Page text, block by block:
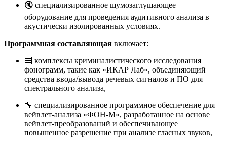
🔇 специализированное шумозаглушающее
оборудование для проведения аудитивного анализа в
акустически изолированных условиях.
Программная составляющая включает:
🧮 комплексы криминалистического исследования
фонограмм, такие как «ИКАР Лаб», объединяющий
средства ввода/вывода речевых сигналов и ПО для
спектрального анализа,
🔧 специализированное программное обеспечение для
вейвлет-анализа «ФОН-М», разработанное на основе
вейвлет-преобразований и обеспечивающее
повышенное разрешение при анализе гласных звуков,